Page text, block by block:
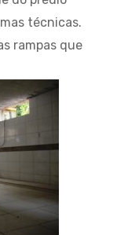
técnicas.
rampas que